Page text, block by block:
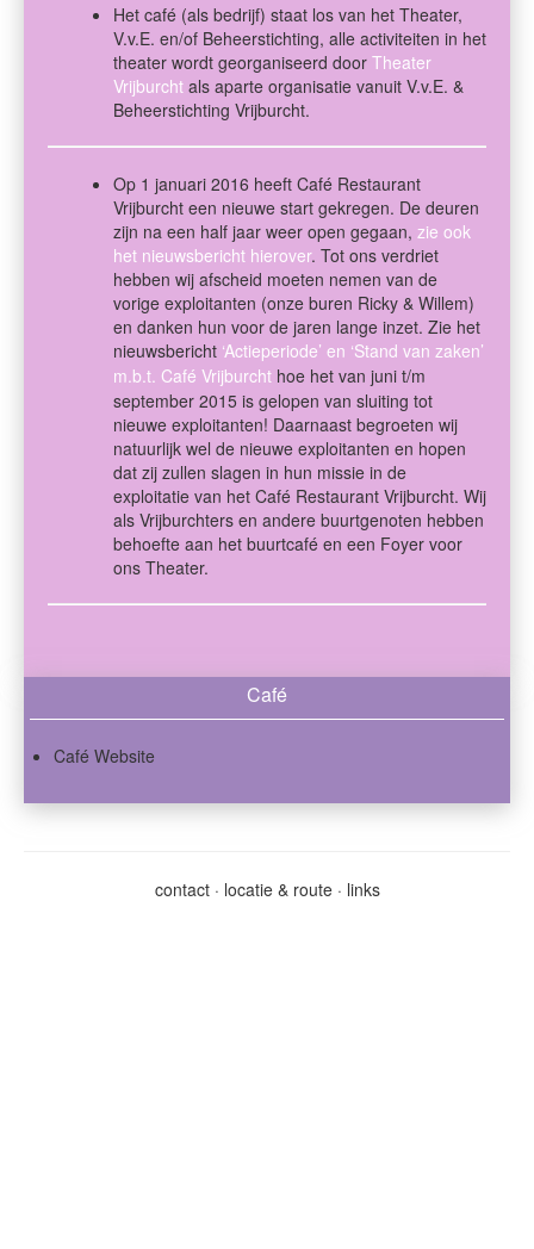
Het café (als bedrijf) staat los van het Theater,
V.v.E. en/of Beheerstichting, alle activiteiten in het
theater wordt georganiseerd door Theater
Vrijburcht als aparte organisatie vanuit V.v.E. &
Beheerstichting Vrijburcht.
Op 1 januari 2016 heeft Café Restaurant
Vrijburcht een nieuwe start gekregen. De deuren
zijn na een half jaar weer open gegaan, zie ook
het nieuwsbericht hierover. Tot ons verdriet
hebben wij afscheid moeten nemen van de
vorige exploitanten (onze buren Ricky & Willem)
en danken hun voor de jaren lange inzet. Zie het
nieuwsbericht ‘Actieperiode’ en ‘Stand van zaken’
m.b.t. Café Vrijburcht hoe het van juni t/m
september 2015 is gelopen van sluiting tot
nieuwe exploitanten! Daarnaast begroeten wij
natuurlijk wel de nieuwe exploitanten en hopen
dat zij zullen slagen in hun missie in de
exploitatie van het Café Restaurant Vrijburcht. Wij
als Vrijburchters en andere buurtgenoten hebben
behoefte aan het buurtcafé en een Foyer voor
ons Theater.
Café
Café Website
contact· locatie & route· links